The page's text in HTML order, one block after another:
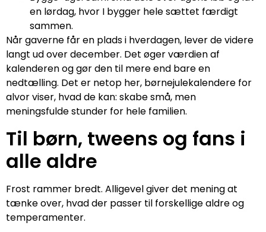
en lørdag, hvor I bygger hele sættet færdigt
sammen.
Når gaverne får en plads i hverdagen, lever de videre
langt ud over december. Det øger værdien af
kalenderen og gør den til mere end bare en
nedtælling. Det er netop her, børnejulekalendere for
alvor viser, hvad de kan: skabe små, men
meningsfulde stunder for hele familien.
Til børn, tweens og fans i
alle aldre
Frost rammer bredt. Alligevel giver det mening at
tænke over, hvad der passer til forskellige aldre og
temperamenter.